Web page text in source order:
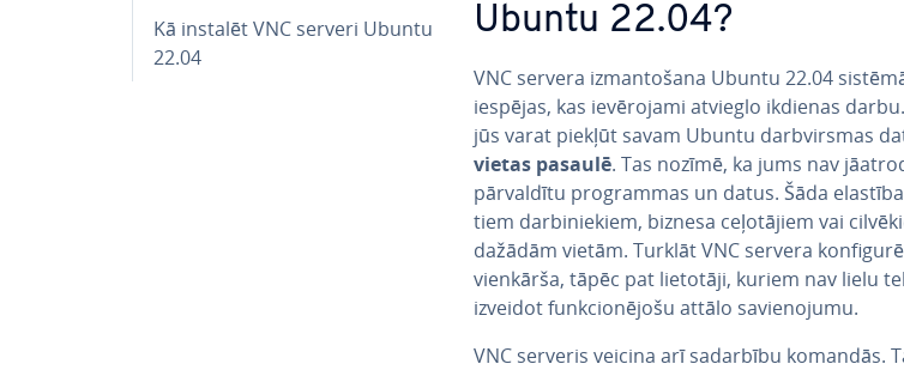
Kā instalēt VNC serveri Ubuntu
22.04
Ubuntu 22.04?
VNC servera iz­man­to­ša­na Ubuntu 22.04
iespējas, kas ie­vē­ro­ja­mi atvieglo ikdienas
jūs varat piekļūt savam Ubuntu darbvir­smas
vietas pasaulē. Tas nozīmē, ka jums nav
pār­val­dī­tu prog­ram­mas un datus. Šāda
tiem dar­bi­nie­kiem, biznesa ce­ļo­tā­jiem vai
dažādām vietām. Turklāt VNC servera
vienkārša, tāpēc pat lietotāji, kuriem nav lielu
izveidot fun­kcio­nē­jo­šu attālo sa­vie­no­ju­mu.
VNC serveris veicina arī sadarbību komandās.